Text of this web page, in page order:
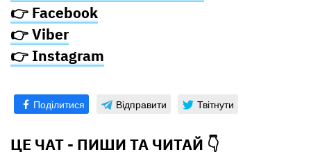
👉 Facebook
👉 Viber
👉 Instagram
Поділитися Відправити Твітнути
ЦЕ ЧАТ - ПИШИ ТА ЧИТАЙ 👇